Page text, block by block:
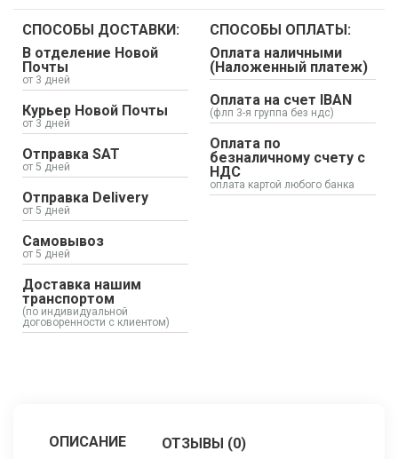
СПОСОБЫ ДОСТАВКИ:
В отделение Новой
Почты
от 3 дней
Курьер Новой Почты
от 3 дней
Отправка SAT
от 5 дней
Отправка Delivery
от 5 дней
Самовывоз
от 5 дней
Доставка нашим
транспортом
(по индивидуальной
договоренности с клиентом)
СПОСОБЫ ОПЛАТЫ:
Оплата наличными
(Наложенный платеж)
Оплата на счет IBAN
(флп 3-я группа без ндс)
Оплата по
безналичному счету с
НДС
оплата картой любого банка
ОПИСАНИЕ ОТЗЫВЫ (0)